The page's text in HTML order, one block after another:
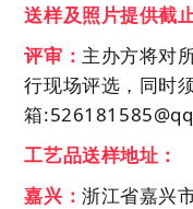
送样及照片提供截
评审： 主办方将对
行现场评选， 同时
箱
工艺品送样地址：
嘉兴：浙江省嘉兴